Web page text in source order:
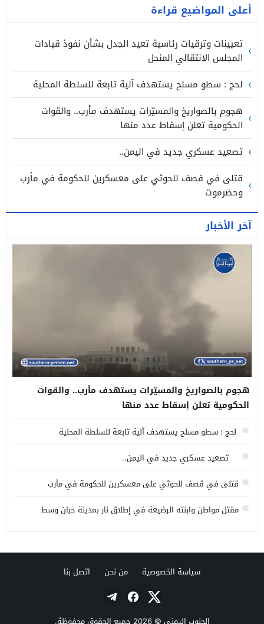
أعلى المواضيع قراءة
تعيينات وترقيات رئاسية تعيد الجدل بشأن نفوذ قيادات
المجلس الانتقالي المنحل
لحج : سطو مسلح يستهدف آلية تابعة للسلطة المحلية
هجوم بالصواريخ والمسيّرات يستهدف مأرب.. والقوات
الحكومية تعلن إسقاط عدد منها
تصعيد عسكري جديد في اليمن..
قتلى في قصف للحوثي على معسكرين للحكومة في مأرب
وحضرموت
آخر الأخبار
هجوم بالصواريخ والمسيّرات يستهدف مأرب.. والقوات
الحكومية تعلن إسقاط عدد منها
لحج : سطو مسلح يستهدف آلية تابعة للسلطة المحلية
تصعيد عسكري جديد في اليمن..
قتلى في قصف للحوثي على معسكرين للحكومة في مأرب
مقتل مواطن وابنته الرضيعة في إطلاق نار بمدينة حبان وسط
سياسة الخصوصية من نحن اتصل بنا